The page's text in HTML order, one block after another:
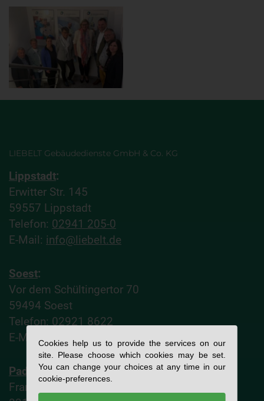
LIEBELT Gebäudedienste GmbH & Co. KG
Lippstadt:
Erwitter Str. 145
59557 Lippstadt
Telefon: 02941 205-0
E-Mail: info@liebelt.de
Soest:
Vor dem Schültingertor 70
59494 Soest
Telefon: 02921 8622
E-Mail:
nl-soest@liebelt.de
Paderborn:
Frankfurter Weg 52
Cookies help us to provide the services on our
site. Please choose which cookies may be set.
You can change your choices at any time in our
cookie-preferences.